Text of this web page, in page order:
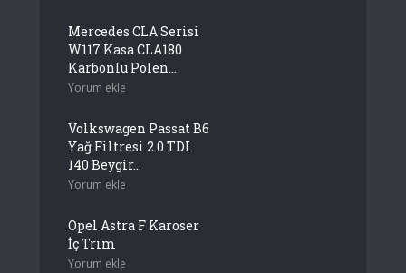
Mercedes CLA Serisi
W117 Kasa CLA180
Karbonlu Polen...
Yorum ekle
Volkswagen Passat B6
Yağ Filtresi 2.0 TDI
140 Beygir...
Yorum ekle
Opel Astra F Karoser
İç Trim
Yorum ekle